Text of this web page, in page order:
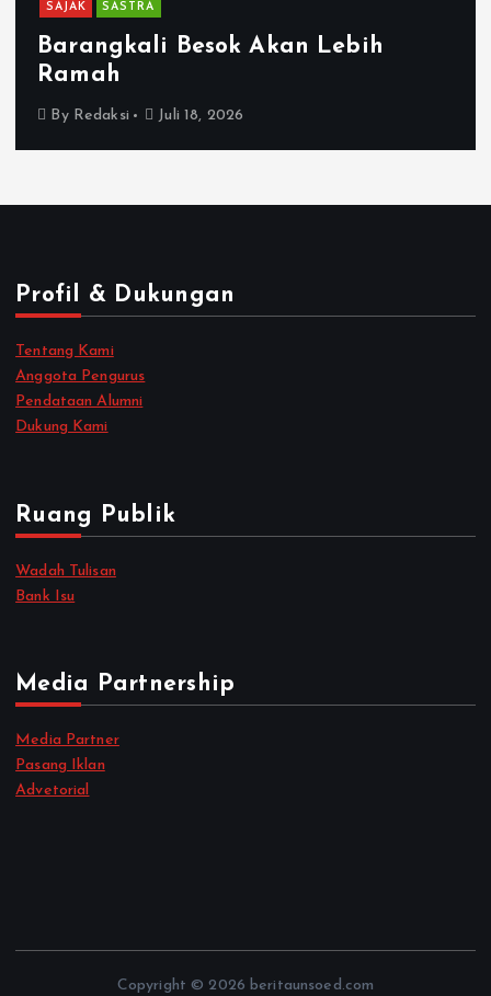
SAJAK SASTRA
Barangkali Besok Akan Lebih
Ramah
By Redaksi Juli 18, 2026
Profil & Dukungan
Tentang Kami
Anggota Pengurus
Pendataan Alumni
Dukung Kami
Ruang Publik
Wadah Tulisan
Bank Isu
Media Partnership
Media Partner
Pasang Iklan
Advetorial
Copyright © 2026 beritaunsoed.com